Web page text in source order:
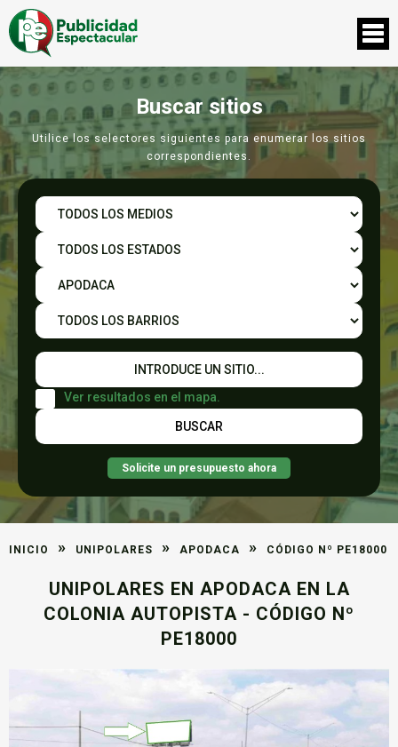
Buscar sitios
Utilice los selectores siguientes para enumerar los sitios
correspondientes.
Ver resultados en el mapa.
Solicite un presupuesto ahora
INICIO » UNIPOLARES » APODACA » CÓDIGO Nº PE18000
UNIPOLARES EN APODACA EN LA
COLONIA AUTOPISTA - CÓDIGO Nº
PE18000